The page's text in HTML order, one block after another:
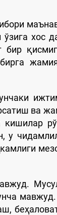
хос
бир
ва
у